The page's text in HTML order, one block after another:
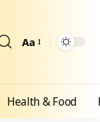
Aa
Health & Food